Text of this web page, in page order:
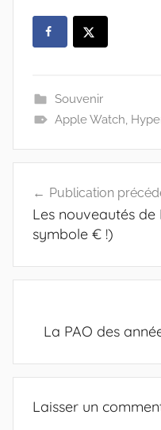
Souvenir
Apple Watch,
de
l’article
Publication
Les nouveautés de
symbole € !)
La PAO des
Laisser un